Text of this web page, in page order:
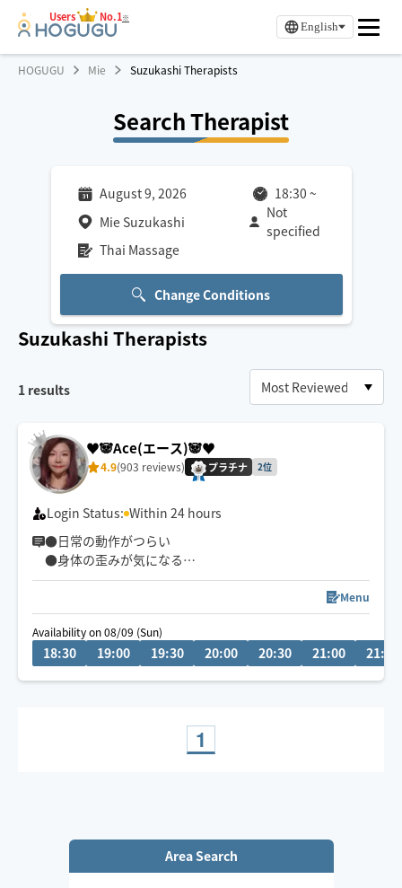
Users No.1※
English
HOGUGU Mie Suzukashi Therapists
Search Therapist
August 9, 2026 18:30 ~
Mie Suzukashi
Not
specified
Thai Massage
Change Conditions
Suzukashi Therapists
1 results
♥️🐼Ace(エース)🐼♥️
4.9(903 reviews) プラチナ 2位
Login Status: Within 24 hours
●日常の動作がつらい
●身体の歪みが気になる
●趣味や仕事のパフォーマンスを良くしたい
どんなお悩みにも真摯に向き合い身体の痛みや不調、お
客様の気になる所をその場しのぎではなく"根本"から対
応させて頂きます
小さなお子さまやペットが居るお宅も歓迎です🐶😺
Menu
Availability on 08/09 (Sun)
18:30 19:00 19:30 20:00 20:30 21:00 21:30
1
Area Search